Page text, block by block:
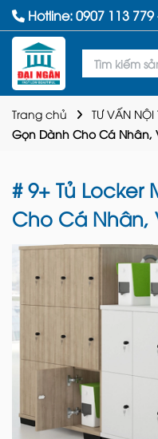
Hotline:0907 113 779
Trang chủ TƯ VẤN NỘI
Gọn Dành Cho Cá Nhân,
​​​​​​​# 9+ Tủ Locker
Cho Cá Nhân,